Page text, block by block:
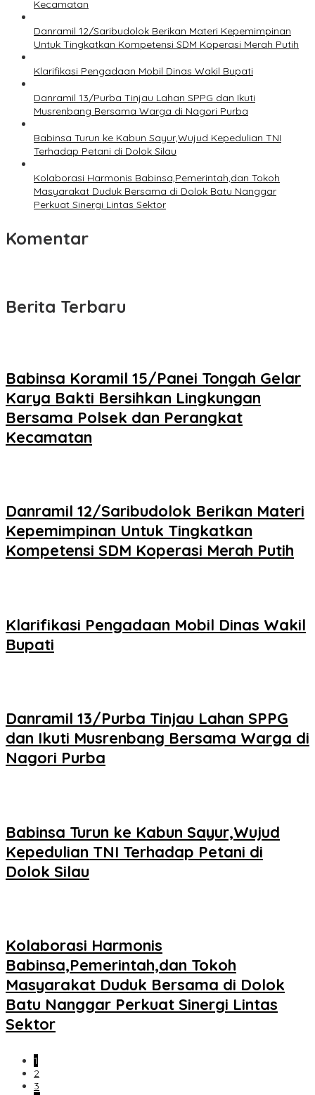
Kecamatan
Danramil 12/Saribudolok Berikan Materi Kepemimpinan
Untuk Tingkatkan Kompetensi SDM Koperasi Merah Putih
Klarifikasi Pengadaan Mobil Dinas Wakil Bupati
Danramil 13/Purba Tinjau Lahan SPPG dan Ikuti
Musrenbang Bersama Warga di Nagori Purba
Babinsa Turun ke Kabun Sayur,Wujud Kepedulian TNI
Terhadap Petani di Dolok Silau
Kolaborasi Harmonis Babinsa,Pemerintah,dan Tokoh
Masyarakat Duduk Bersama di Dolok Batu Nanggar
Perkuat Sinergi Lintas Sektor
Komentar
Berita Terbaru
Babinsa Koramil 15/Panei Tongah Gelar
Karya Bakti Bersihkan Lingkungan
Bersama Polsek dan Perangkat
Kecamatan
Danramil 12/Saribudolok Berikan Materi
Kepemimpinan Untuk Tingkatkan
Kompetensi SDM Koperasi Merah Putih
Klarifikasi Pengadaan Mobil Dinas Wakil
Bupati
Danramil 13/Purba Tinjau Lahan SPPG
dan Ikuti Musrenbang Bersama Warga di
Nagori Purba
Babinsa Turun ke Kabun Sayur,Wujud
Kepedulian TNI Terhadap Petani di
Dolok Silau
Kolaborasi Harmonis
Babinsa,Pemerintah,dan Tokoh
Masyarakat Duduk Bersama di Dolok
Batu Nanggar Perkuat Sinergi Lintas
Sektor
1
2
3